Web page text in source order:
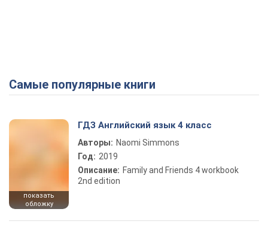
Самые популярные книги
показать
обложку
ГДЗ Английский язык 4 класс
Авторы: Naomi Simmons
Год: 2019
Описание: Family and Friends 4 workbook
2nd edition